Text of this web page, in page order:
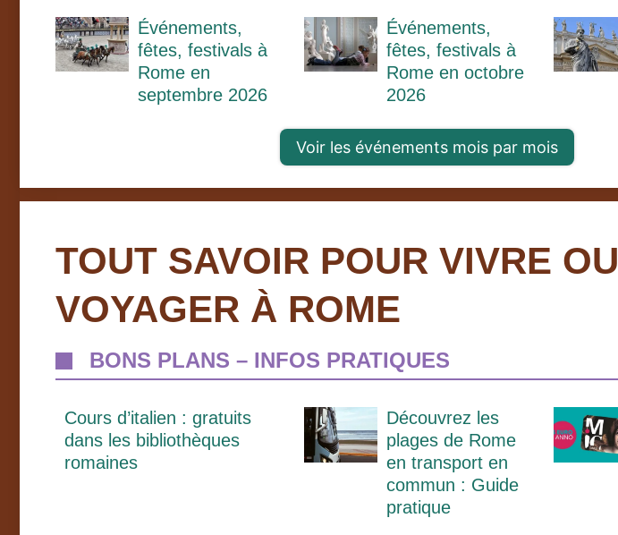
Événements,
fêtes, festivals à
Rome en
septembre 2026
Événements,
fêtes, festivals à
Rome en octobre
2026
Voir les événements mois par mois
TOUT SAVOIR POUR VIVRE OU
VOYAGER À ROME
BONS PLANS – INFOS PRATIQUES
Cours d’italien : gratuits
dans les bibliothèques
romaines
Découvrez les
plages de Rome
en transport en
commun : Guide
pratique